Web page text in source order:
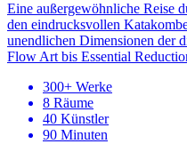
Eine außergewöhnliche Reise
den eindrucksvollen
unendlichen Dimensionen der
Flow Art bis Essential
300+ Werke
8 Räume
40 Künstler
90 Minuten